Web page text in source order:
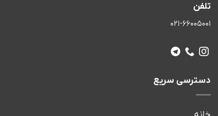
تلفن
۰۲۱-۶۶۰۰۵۰۰۱
دسترسی سریع